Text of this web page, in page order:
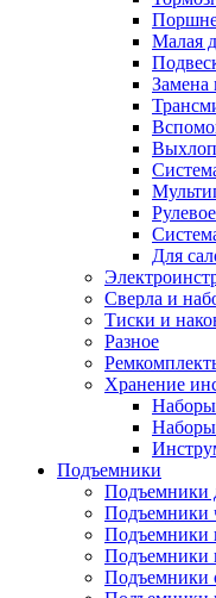
Малая
Замена
Для
Сверла и
Тиски и
Разное
Хранение
Наборы
Наборы
Подъемники
Подъемники
Подъемники
Подъемники
Подъемники
Подъемники